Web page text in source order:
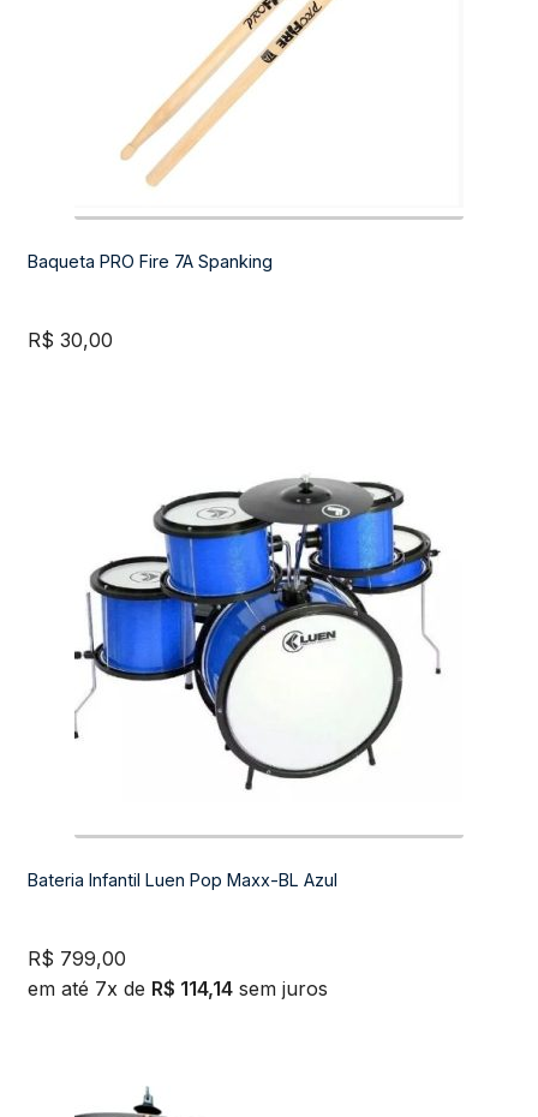
Baqueta PRO Fire 7A Spanking
R$ 30,00
Bateria Infantil Luen Pop Maxx-BL Azul
R$ 799,00
em até 7x de R$ 114,14 sem juros